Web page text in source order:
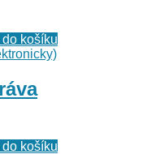
do košíku
do košíku